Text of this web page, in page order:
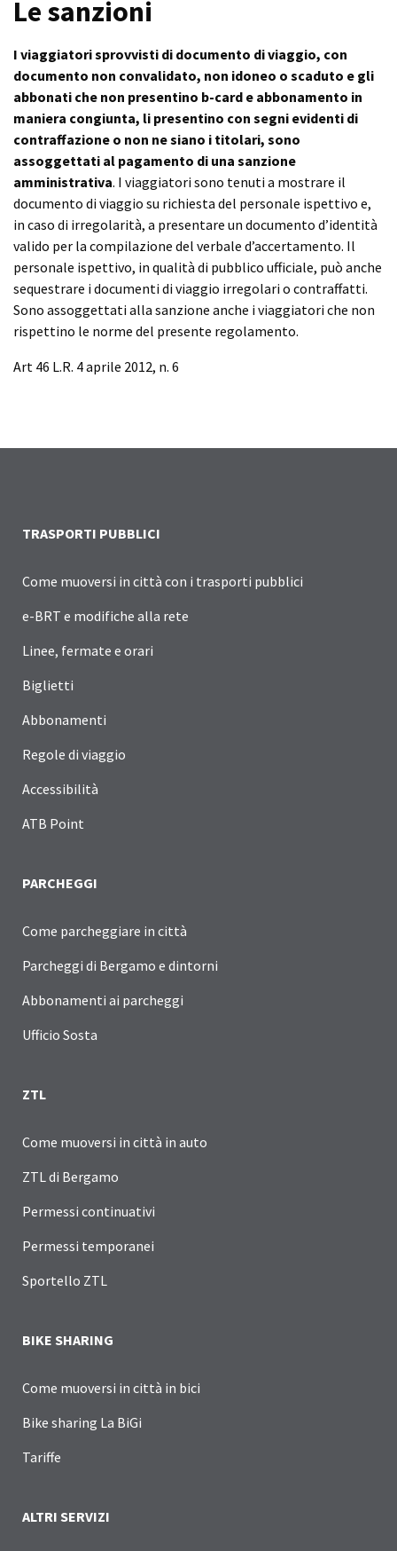
Le sanzioni
I viaggiatori sprovvisti di documento di viaggio, con
documento non convalidato, non idoneo o scaduto e gli
abbonati che non presentino b-card e abbonamento in
maniera congiunta, li presentino con segni evidenti di
contraffazione o non ne siano i titolari, sono
assoggettati al pagamento di una sanzione
amministrativa. I viaggiatori sono tenuti a mostrare il
documento di viaggio su richiesta del personale ispettivo e,
in caso di irregolarità, a presentare un documento d’identità
valido per la compilazione del verbale d’accertamento. Il
personale ispettivo, in qualità di pubblico ufficiale, può anche
sequestrare i documenti di viaggio irregolari o contraffatti.
Sono assoggettati alla sanzione anche i viaggiatori che non
rispettino le norme del presente regolamento.
Art 46 L.R. 4 aprile 2012, n. 6
TRASPORTI PUBBLICI
Come muoversi in città con i trasporti pubblici
e-BRT e modifiche alla rete
Linee, fermate e orari
Biglietti
Abbonamenti
Regole di viaggio
Accessibilità
ATB Point
PARCHEGGI
Come parcheggiare in città
Parcheggi di Bergamo e dintorni
Abbonamenti ai parcheggi
Ufficio Sosta
ZTL
Come muoversi in città in auto
ZTL di Bergamo
Permessi continuativi
Permessi temporanei
Sportello ZTL
BIKE SHARING
Come muoversi in città in bici
Bike sharing La BiGi
Tariffe
ALTRI SERVIZI